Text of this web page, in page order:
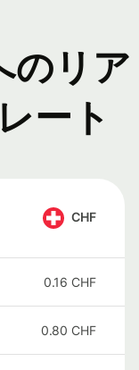
のリア
ート
CHF
0.16 CHF
0.80 CHF